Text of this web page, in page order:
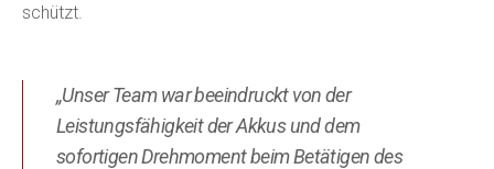
schützt.
„Unser Team war beeindruckt von der
Leistungsfähigkeit der Akkus und dem
sofortigen Drehmoment beim Betätigen des